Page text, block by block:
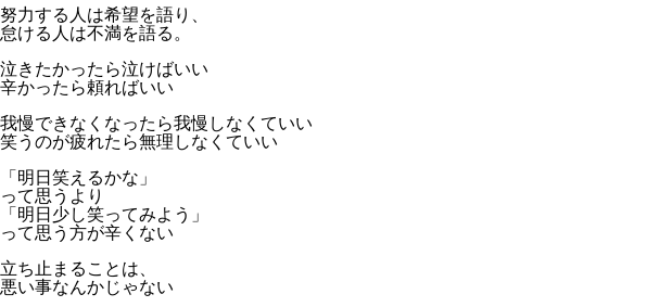
努力する人は希望を語り、
怠ける人は不満を語る。
泣きたかったら泣けばいい
辛かったら頼ればいい
我慢できなくなったら我慢しなくていい
笑うのが疲れたら無理しなくていい
「明日笑えるかな」
って思うより
「明日少し笑ってみよう」
って思う方が辛くない
立ち止まることは、
悪い事なんかじゃない